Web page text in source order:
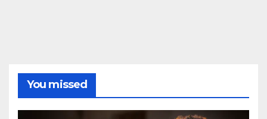
You missed